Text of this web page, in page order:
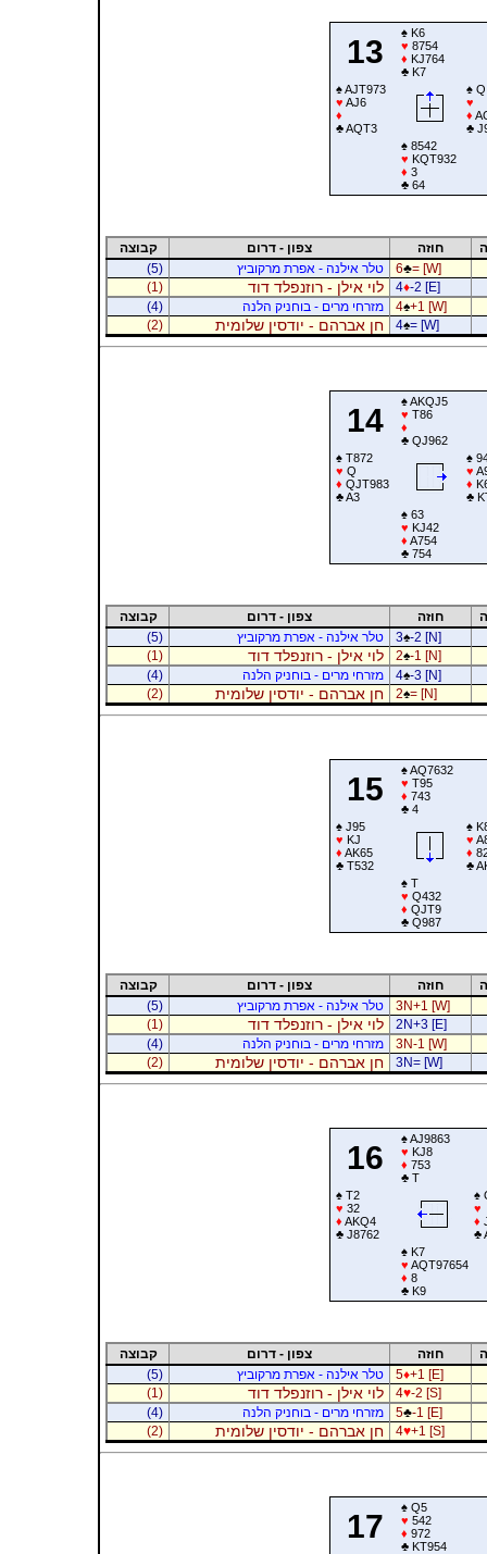
13
♠K6
♥ 8754
♦ KJ764
♣K7
♠AJT973
♥ AJ6
♦
♣AQT3
♠Q
♥
♦
♣
♠8542
♥ KQT932
♦ 3
♣64
חוזה צפון - דרום
קבוצה
6♣= [W] טלר אילנה - אפרת מרקוביץ
(5)
4♦-2 [E] לוי אילן - רוזנפלד דוד
(1)
4♠+1 [W] מזרחי מרים - בוחניק הלנה
(4)
4♠= [W] חן אברהם - יודסין שלומית (2)
14
♠AKQJ5
♥ T86
♦
♣QJ962
♠T872
♥ Q
♦ QJT983
♣A3
♠
♥
♦
♣
♠63
♥ KJ42
♦ A754
♣754
חוזה צפון - דרום
קבוצה
3♠-2 [N] טלר אילנה - אפרת מרקוביץ
(5)
2♠-1 [N] לוי אילן - רוזנפלד דוד
(1)
4♠-3 [N] מזרחי מרים - בוחניק הלנה
(4)
2♠= [N] חן אברהם - יודסין שלומית (2)
15
♠AQ7632
♥ T95
♦ 743
♣4
♠J95
♥ KJ
♦ AK65
♣T532
♠
♥
♦
♣
♠T
♥ Q432
♦ QJT9
♣Q987
חוזה צפון - דרום
קבוצה
3N+1 [W]
טלר אילנה - אפרת מרקוביץ
(5)
2N+3 [E]
לוי אילן - רוזנפלד דוד
(1)
3N-1 [W]
מזרחי מרים - בוחניק הלנה
(4)
3N= [W]
חן אברהם - יודסין שלומית (2)
16
♠AJ9863
♥ KJ8
♦ 753
♣T
♠T2
♥ 32
♦ AKQ4
♣J8762
♠
♥
♦
♣
♠K7
♥ AQT97654
♦ 8
♣K9
חוזה צפון - דרום
קבוצה
5♦+1 [E] טלר אילנה - אפרת מרקוביץ
(5)
4♥-2 [S] לוי אילן - רוזנפלד דוד
(1)
5♣-1 [E] מזרחי מרים - בוחניק הלנה
(4)
4♥+1 [S] חן אברהם - יודסין שלומית (2)
17
♠Q5
♥ 542
♦ 972
♣KT954